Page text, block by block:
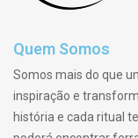
Quem Somos
Somos mais do que
inspiração e
história e cada ritual